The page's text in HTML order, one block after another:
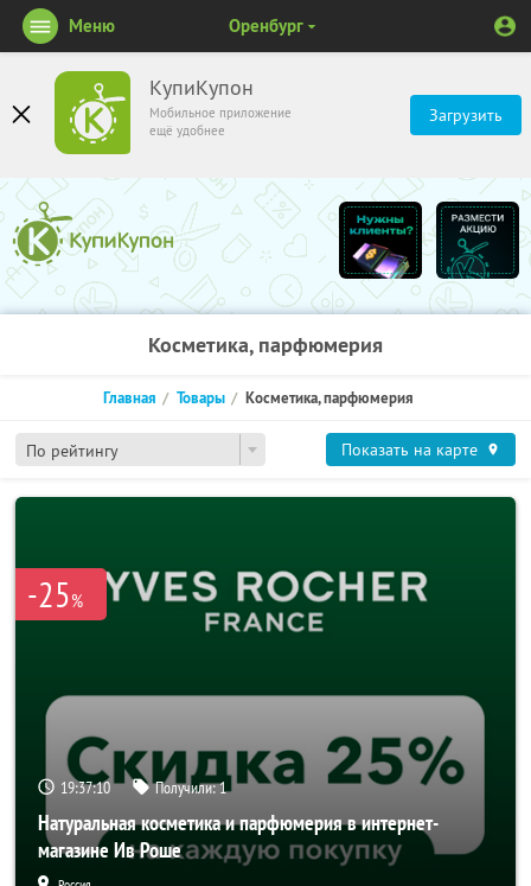
КупиКупон
Мобильное приложение
ещё удобнее
Загрузить
Меню Оренбург
Косметика, парфюмерия
По рейтингу
Главная Товары Косметика, парфюмерия
Показать на карте
-25%
19:37:10 Получили:1
Натуральная косметика и парфюмерия в интернет-
магазине Ив Роше